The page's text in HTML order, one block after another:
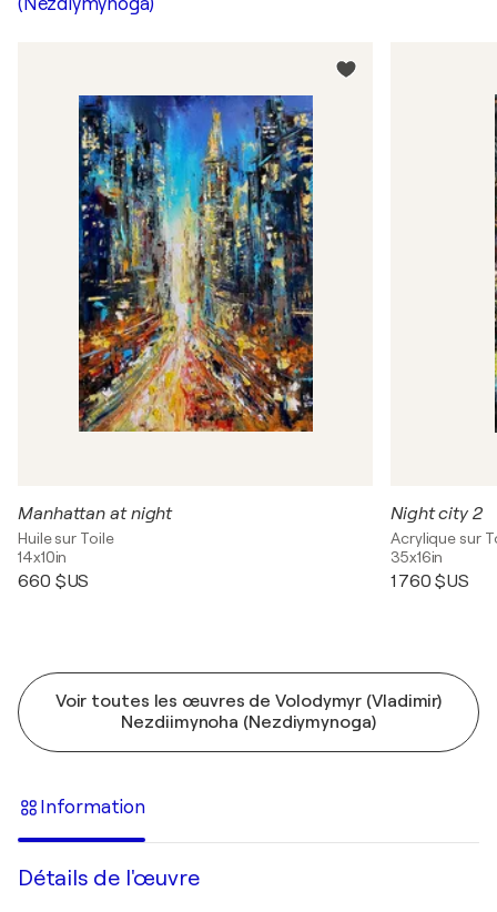
Manhattan at night
Huile sur Toile
14x10in
660 $US
Night city 2
Acrylique sur
35x16in
1 760 $US
Voir toutes les œuvres de Volodymyr (Vladimir)
Nezdiimynoha (Nezdiymynoga)
Information
Détails de l'œuvre